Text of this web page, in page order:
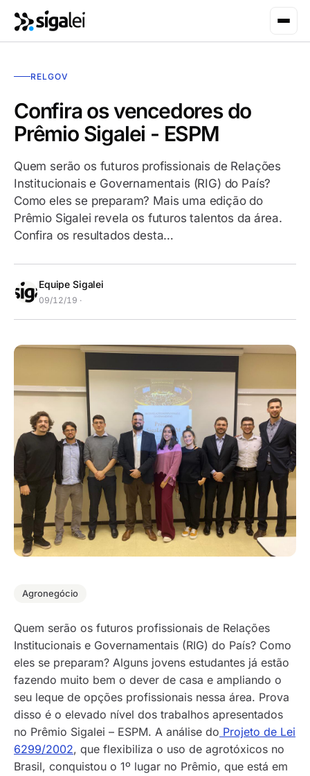
RELGOV
Confira os vencedores do
Prêmio Sigalei - ESPM
Quem serão os futuros profissionais de Relações
Institucionais e Governamentais (RIG) do País?
Como eles se preparam? Mais uma edição do
Prêmio Sigalei revela os futuros talentos da área.
Confira os resultados desta…
Equipe Sigalei
09/12/19 ·
Agronegócio
Quem serão os futuros profissionais de Relações
Institucionais e Governamentais (RIG) do País? Como
eles se preparam? Alguns jovens estudantes já estão
fazendo muito bem o dever de casa e ampliando o
seu leque de opções profissionais nessa área. Prova
disso é o elevado nível dos trabalhos apresentados
no Prêmio Sigalei – ESPM. A análise do Projeto de Lei
6299/2002, que flexibiliza o uso de agrotóxicos no
Brasil, conquistou o 1º lugar no Prêmio, que está em